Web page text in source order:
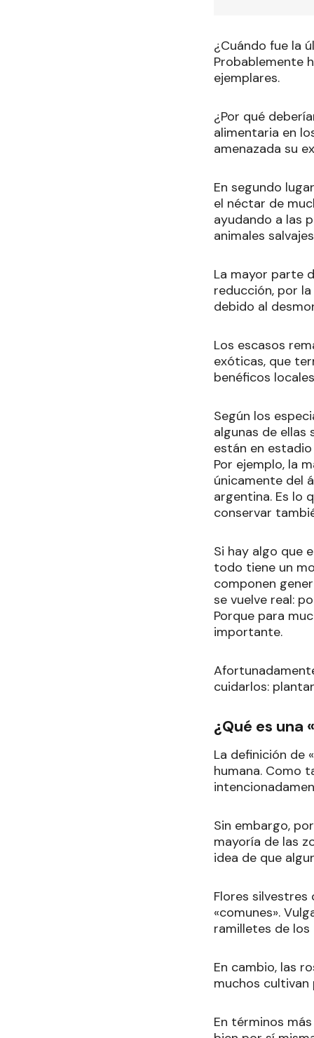
¿Cuándo fue la
Probablemente
ejemplares.
¿Por qué
alimentaria en
amenazada su
En segundo
el néctar de
ayudando a las
animales
La mayor parte
reducción, por
debido al
Los escasos
exóticas, que
benéficos
Según los
algunas de ellas
están en
Por ejemplo, la
únicamente del
argentina. Es lo
conservar
Si hay algo que
todo tiene un
componen
se vuelve real:
Porque para
importante.
cuidarlos:
¿Qué es una
La definición de
humana. Como
Sin embargo,
mayoría de las
idea de que
Flores silvestres
«comunes».
ramilletes de los
En cambio, las
muchos
En términos